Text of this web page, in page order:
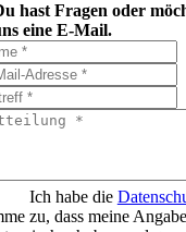
hast Fragen oder
eine E-Mail.
Ich habe die
zu, dass meine